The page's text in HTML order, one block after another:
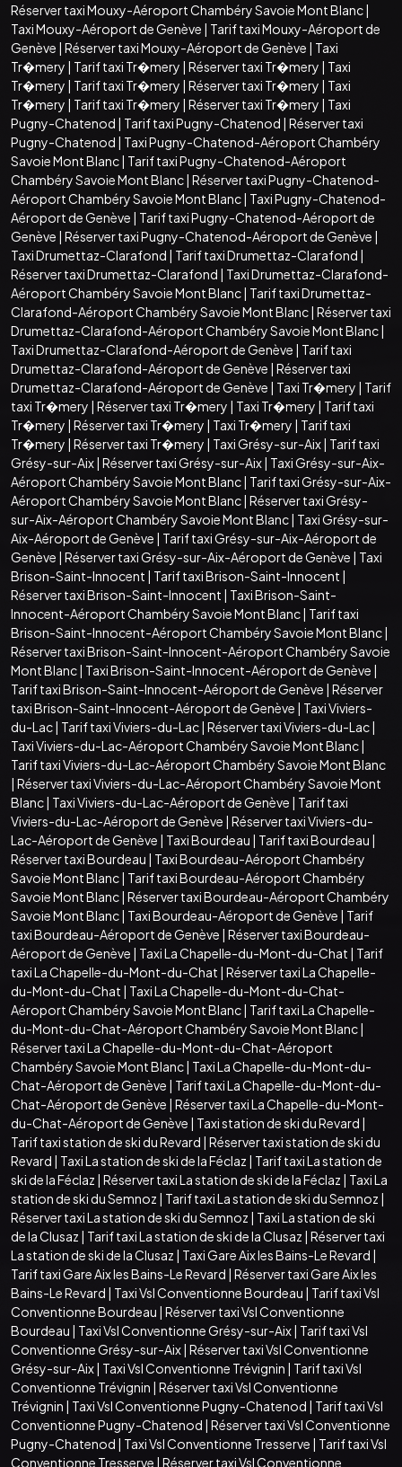
Réserver taxi Mouxy-Aéroport Chambéry Savoie Mont Blanc|
Taxi Mouxy-Aéroport de Genève | Tarif taxi Mouxy-Aéroport de
Genève | Réserver taxi Mouxy-Aéroport de Genève | Taxi
Tr�mery | Tarif taxi Tr�mery | Réserver taxi Tr�mery | Taxi
Tr�mery | Tarif taxi Tr�mery | Réserver taxi Tr�mery | Taxi
Tr�mery | Tarif taxi Tr�mery | Réserver taxi Tr�mery | Taxi
Pugny-Chatenod | Tarif taxi Pugny-Chatenod | Réserver taxi
Pugny-Chatenod | Taxi Pugny-Chatenod-Aéroport Chambéry
Savoie Mont Blanc| Tarif taxi Pugny-Chatenod-Aéroport
Chambéry Savoie Mont Blanc| Réserver taxi Pugny-Chatenod-
Aéroport Chambéry Savoie Mont Blanc| Taxi Pugny-Chatenod-
Aéroport de Genève | Tarif taxi Pugny-Chatenod-Aéroport de
Genève | Réserver taxi Pugny-Chatenod-Aéroport de Genève |
Taxi Drumettaz-Clarafond | Tarif taxi Drumettaz-Clarafond |
Réserver taxi Drumettaz-Clarafond | Taxi Drumettaz-Clarafond-
Aéroport Chambéry Savoie Mont Blanc| Tarif taxi Drumettaz-
Clarafond-Aéroport Chambéry Savoie Mont Blanc| Réserver taxi
Drumettaz-Clarafond-Aéroport Chambéry Savoie Mont Blanc|
Taxi Drumettaz-Clarafond-Aéroport de Genève | Tarif taxi
Drumettaz-Clarafond-Aéroport de Genève | Réserver taxi
Drumettaz-Clarafond-Aéroport de Genève | Taxi Tr�mery | Tarif
taxi Tr�mery | Réserver taxi Tr�mery | Taxi Tr�mery | Tarif taxi
Tr�mery | Réserver taxi Tr�mery | Taxi Tr�mery | Tarif taxi
Tr�mery | Réserver taxi Tr�mery | Taxi Grésy-sur-Aix| Tarif taxi
Grésy-sur-Aix| Réserver taxi Grésy-sur-Aix| Taxi Grésy-sur-Aix-
Aéroport Chambéry Savoie Mont Blanc| Tarif taxi Grésy-sur-Aix-
Aéroport Chambéry Savoie Mont Blanc| Réserver taxi Grésy-
sur-Aix-Aéroport Chambéry Savoie Mont Blanc| Taxi Grésy-sur-
Aix-Aéroport de Genève | Tarif taxi Grésy-sur-Aix-Aéroport de
Genève | Réserver taxi Grésy-sur-Aix-Aéroport de Genève | Taxi
Brison-Saint-Innocent | Tarif taxi Brison-Saint-Innocent |
Réserver taxi Brison-Saint-Innocent | Taxi Brison-Saint-
Innocent-Aéroport Chambéry Savoie Mont Blanc| Tarif taxi
Brison-Saint-Innocent-Aéroport Chambéry Savoie Mont Blanc|
Réserver taxi Brison-Saint-Innocent-Aéroport Chambéry Savoie
Mont Blanc| Taxi Brison-Saint-Innocent-Aéroport de Genève |
Tarif taxi Brison-Saint-Innocent-Aéroport de Genève | Réserver
taxi Brison-Saint-Innocent-Aéroport de Genève | Taxi Viviers-
du-Lac| Tarif taxi Viviers-du-Lac| Réserver taxi Viviers-du-Lac|
Taxi Viviers-du-Lac-Aéroport Chambéry Savoie Mont Blanc|
Tarif taxi Viviers-du-Lac-Aéroport Chambéry Savoie Mont Blanc
| Réserver taxi Viviers-du-Lac-Aéroport Chambéry Savoie Mont
Blanc| Taxi Viviers-du-Lac-Aéroport de Genève | Tarif taxi
Viviers-du-Lac-Aéroport de Genève | Réserver taxi Viviers-du-
Lac-Aéroport de Genève | Taxi Bourdeau | Tarif taxi Bourdeau |
Réserver taxi Bourdeau | Taxi Bourdeau-Aéroport Chambéry
Savoie Mont Blanc| Tarif taxi Bourdeau-Aéroport Chambéry
Savoie Mont Blanc| Réserver taxi Bourdeau-Aéroport Chambéry
Savoie Mont Blanc| Taxi Bourdeau-Aéroport de Genève | Tarif
taxi Bourdeau-Aéroport de Genève | Réserver taxi Bourdeau-
Aéroport de Genève | Taxi La Chapelle-du-Mont-du-Chat | Tarif
taxi La Chapelle-du-Mont-du-Chat | Réserver taxi La Chapelle-
du-Mont-du-Chat | Taxi La Chapelle-du-Mont-du-Chat-
Aéroport Chambéry Savoie Mont Blanc| Tarif taxi La Chapelle-
du-Mont-du-Chat-Aéroport Chambéry Savoie Mont Blanc|
Réserver taxi La Chapelle-du-Mont-du-Chat-Aéroport
Chambéry Savoie Mont Blanc| Taxi La Chapelle-du-Mont-du-
Chat-Aéroport de Genève | Tarif taxi La Chapelle-du-Mont-du-
Chat-Aéroport de Genève | Réserver taxi La Chapelle-du-Mont-
du-Chat-Aéroport de Genève | Taxi station de ski du Revard |
Tarif taxi station de ski du Revard | Réserver taxi station de ski du
Revard | Taxi La station de ski de la Féclaz | Tarif taxi La station de
ski de la Féclaz | Réserver taxi La station de ski de la Féclaz | Taxi La
station de ski du Semnoz | Tarif taxi La station de ski du Semnoz |
Réserver taxi La station de ski du Semnoz | Taxi La station de ski
de la Clusaz | Tarif taxi La station de ski de la Clusaz | Réserver taxi
La station de ski de la Clusaz | Taxi Gare Aix les Bains-Le Revard |
Tarif taxi Gare Aix les Bains-Le Revard | Réserver taxi Gare Aix les
Bains-Le Revard | Taxi Vsl Conventionne Bourdeau | Tarif taxi Vsl
Conventionne Bourdeau | Réserver taxi Vsl Conventionne
Bourdeau | Taxi Vsl Conventionne Grésy-sur-Aix| Tarif taxi Vsl
Conventionne Grésy-sur-Aix| Réserver taxi Vsl Conventionne
Grésy-sur-Aix| Taxi Vsl Conventionne Trévignin | Tarif taxi Vsl
Conventionne Trévignin | Réserver taxi Vsl Conventionne
Trévignin | Taxi Vsl Conventionne Pugny-Chatenod | Tarif taxi Vsl
Conventionne Pugny-Chatenod | Réserver taxi Vsl Conventionne
Pugny-Chatenod | Taxi Vsl Conventionne Tresserve | Tarif taxi Vsl
Conventionne Tresserve | Réserver taxi Vsl Conventionne